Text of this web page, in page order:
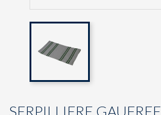
SERPILLIERE GAUFREE